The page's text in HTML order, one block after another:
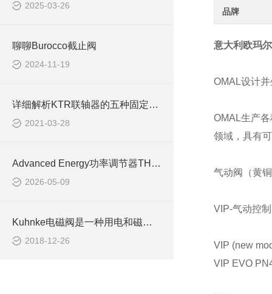
2025-03-26
聊聊Burocco截止阀
2024-11-19
详细解析KTR联轴器的五种固定形式
2021-03-28
Advanced Energy功率调节器THYRO-A 2A 400-16 HRL3
2026-05-09
Kuhnke电磁阀是一种用电和磁来控制开闭的自动化控制元件
2018-12-26
品牌
意大利欧玛尔
OMAL设计
OMAL生产
领域，具有
气动阀（黄
VIP-气动控
VIP (new
VIP EVO